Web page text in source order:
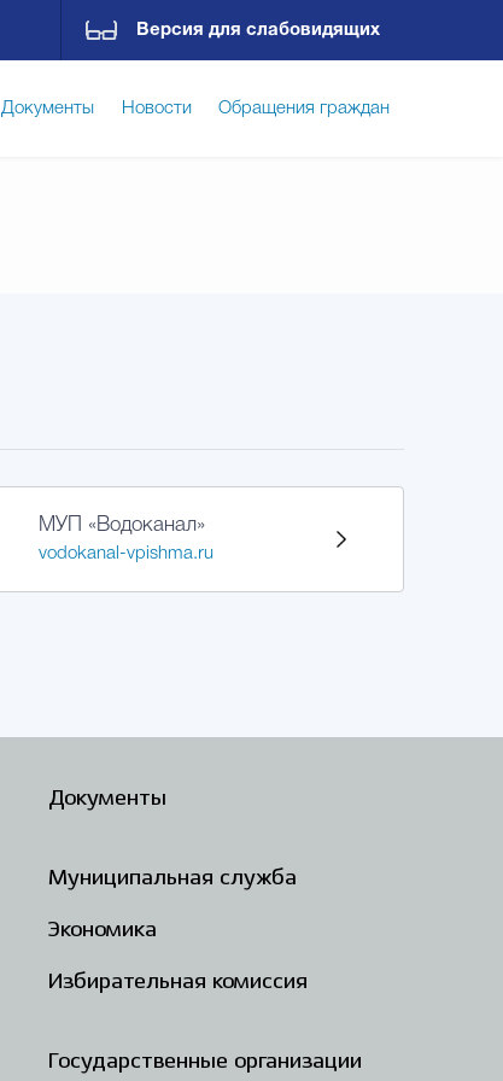
Версия для слабовидящих
Документы Новости Обращения граждан
МУП «Водоканал»
vodokanal-vpishma.ru
Документы
Муниципальная служба
Экономика
Избирательная комиссия
Государственные организации